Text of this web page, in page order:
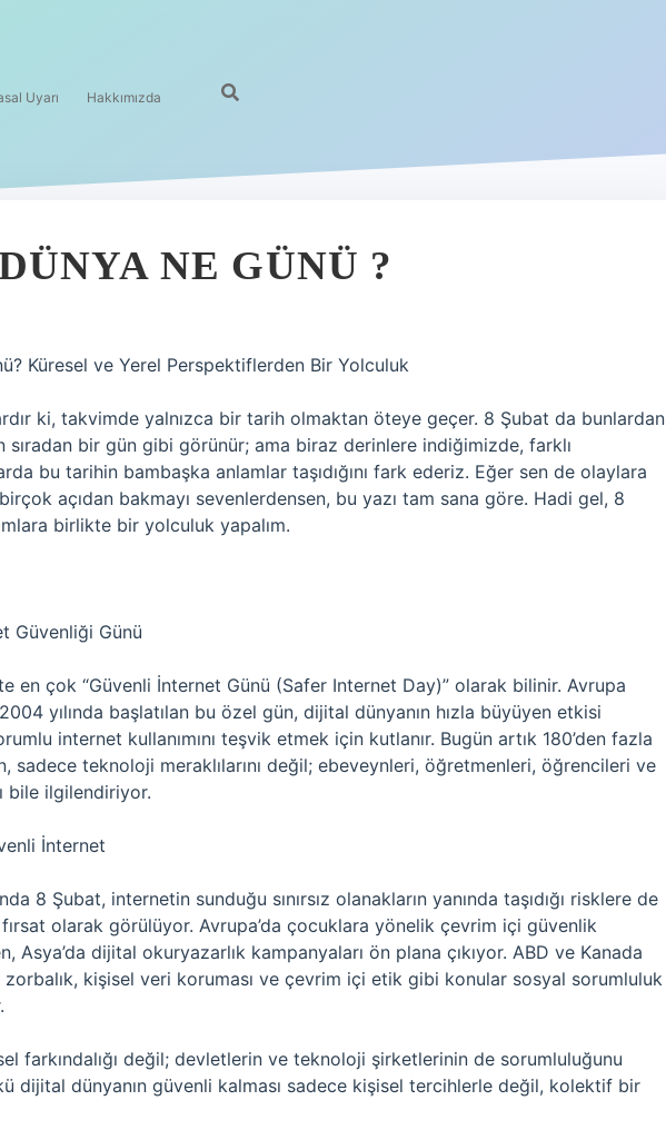
Uyarı Hakkımızda
NE GÜNÜ ?
Küresel ve Yerel Perspektiflerden Bir Yolculuk
ki, takvimde yalnızca bir tarih olmaktan öteye geçer. 8 Şubat da bunlardan
sıradan bir gün gibi görünür; ama biraz derinlere indiğimizde, farklı
bu tarihin bambaşka anlamlar taşıdığını fark ederiz. Eğer sen de olaylara
açıdan bakmayı sevenlerdensen, bu yazı tam sana göre. Hadi gel, 8
birlikte bir yolculuk yapalım.
Güvenliği Günü
en çok “Güvenli İnternet Günü (Safer Internet Day)” olarak bilinir. Avrupa
yılında başlatılan bu özel gün, dijital dünyanın hızla büyüyen etkisi
internet kullanımını teşvik etmek için kutlanır. Bugün artık 180’den fazla
sadece teknoloji meraklılarını değil; ebeveynleri, öğretmenleri, öğrencileri ve
bile ilgilendiriyor.
İnternet
8 Şubat, internetin sunduğu sınırsız olanakların yanında taşıdığı risklere de
olarak görülüyor. Avrupa’da çocuklara yönelik çevrim içi güvenlik
Asya’da dijital okuryazarlık kampanyaları ön plana çıkıyor. ABD ve Kanada
kişisel veri koruması ve çevrim içi etik gibi konular sosyal sorumluluk
farkındalığı değil; devletlerin ve teknoloji şirketlerinin de sorumluluğunu
dijital dünyanın güvenli kalması sadece kişisel tercihlerle değil, kolektif bir